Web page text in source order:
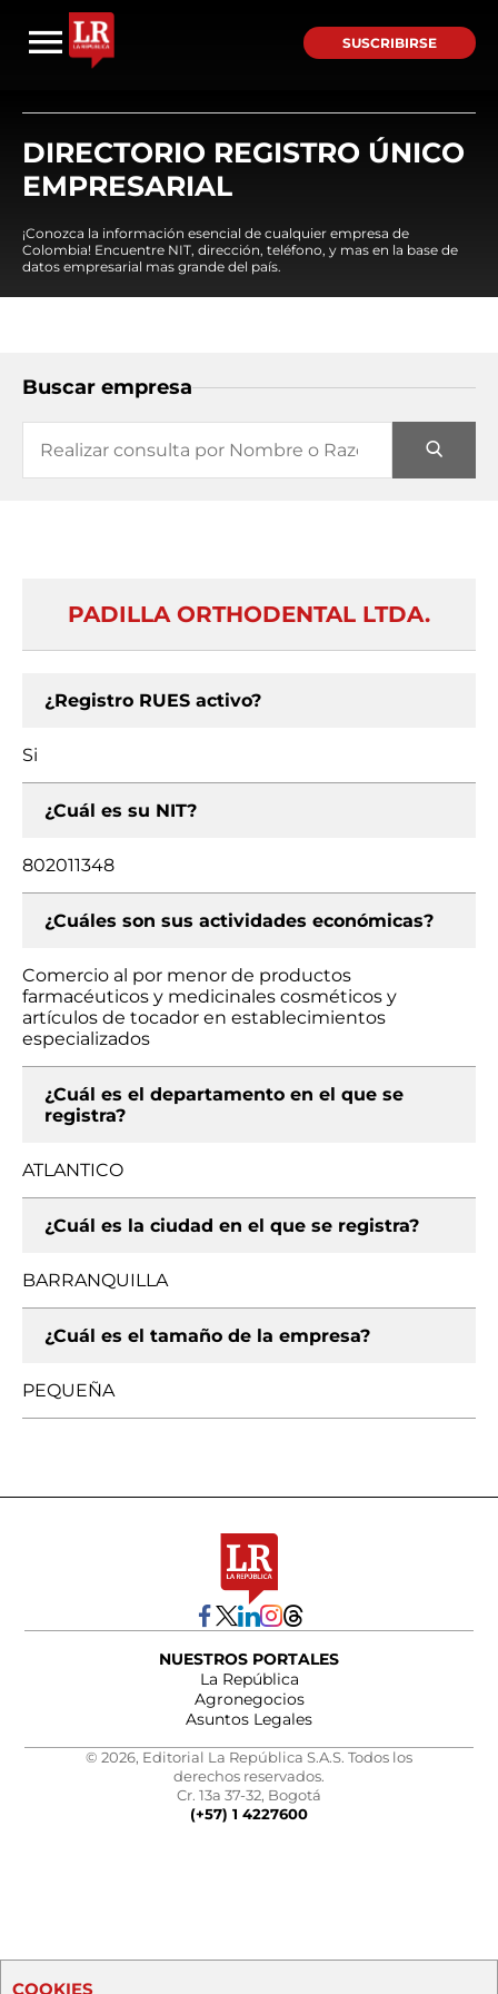
SUSCRIBIRSE
DIRECTORIO REGISTRO ÚNICO
EMPRESARIAL
¡Conozca la información esencial de cualquier empresa de
Colombia! Encuentre NIT, dirección, teléfono, y mas en la base de
datos empresarial mas grande del país.
Buscar empresa
PADILLA ORTHODENTAL LTDA.
¿Registro RUES activo?
Si
¿Cuál es su NIT?
802011348
¿Cuáles son sus actividades económicas?
Comercio al por menor de productos
farmacéuticos y medicinales cosméticos y
artículos de tocador en establecimientos
especializados
¿Cuál es el departamento en el que se
registra?
ATLANTICO
¿Cuál es la ciudad en el que se registra?
BARRANQUILLA
¿Cuál es el tamaño de la empresa?
PEQUEÑA
NUESTROS PORTALES
La República
Agronegocios
Asuntos Legales
© 2026, Editorial La República S.A.S. Todos los
derechos reservados.
Cr. 13a 37-32, Bogotá
(+57) 1 4227600
COOKIES